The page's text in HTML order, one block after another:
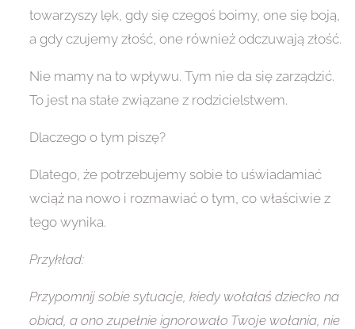
towarzyszy lęk, gdy się czegoś boimy, one się boją,
a gdy czujemy złość, one również odczuwają złość.
Nie mamy na to wpływu. Tym nie da się zarządzić.
To jest na stałe związane z rodzicielstwem.
Dlaczego o tym piszę?
Dlatego, że potrzebujemy sobie to uświadamiać
wciąż na nowo i rozmawiać o tym, co właściwie z
tego wynika.
Przykład:
Przypomnij sobie sytuacje, kiedy wołałaś dziecko na
obiad, a ono zupełnie ignorowało Twoje wołania, nie